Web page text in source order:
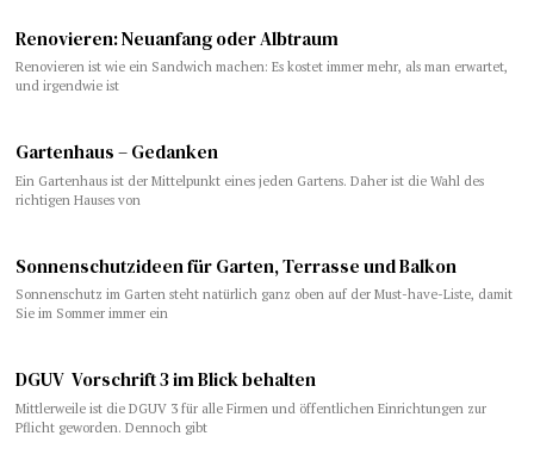
​​Renovieren: Neuanfang oder Albtraum
Renovieren ist wie ein Sandwich machen: Es kostet immer mehr, als man erwartet,
und irgendwie ist
Gartenhaus – Gedanken
Ein Gartenhaus ist der Mittelpunkt eines jeden Gartens. Daher ist die Wahl des
richtigen Hauses von
Sonnenschutzideen für Garten, Terrasse und Balkon
Sonnenschutz im Garten steht natürlich ganz oben auf der Must-have-Liste, damit
Sie im Sommer immer ein
DGUV Vorschrift 3 im Blick behalten
Mittlerweile ist die DGUV 3 für alle Firmen und öffentlichen Einrichtungen zur
Pflicht geworden. Dennoch gibt